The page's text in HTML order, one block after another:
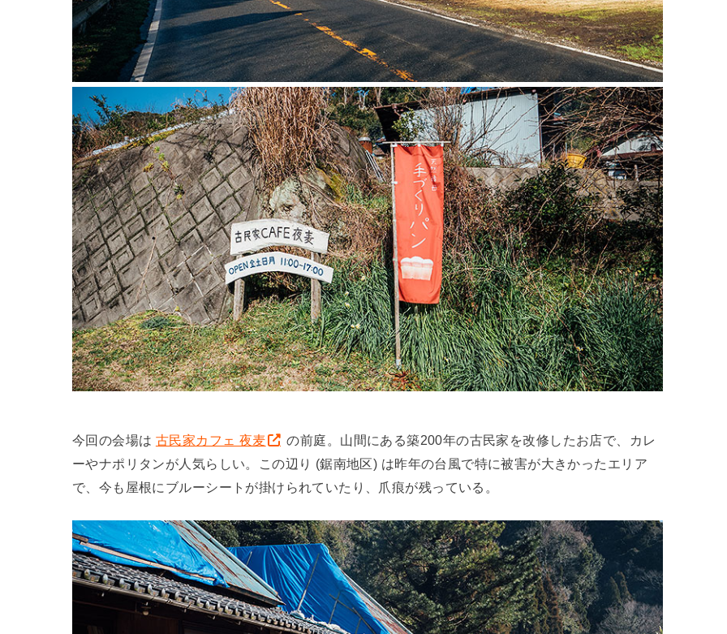
今回の会場は 古民家カフェ 夜麦
の前庭。山間にある築200年の古民家を改修したお店で、カレ
ーやナポリタンが人気らしい。この辺り (鋸南地区) は昨年の台風で特に被害が大きかったエリア
で、今も屋根にブルーシートが掛けられていたり、爪痕が残っている。